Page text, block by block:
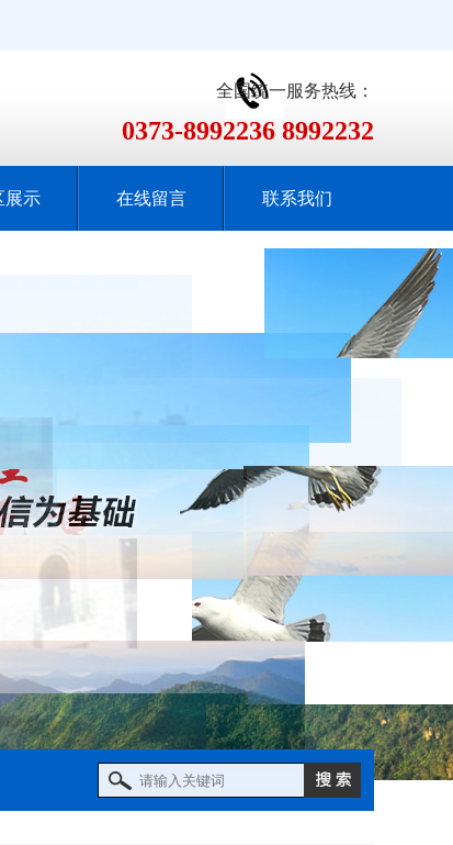
全国统一服务热线：
0373-8992236 8992232
展示 在线留言 联系我们